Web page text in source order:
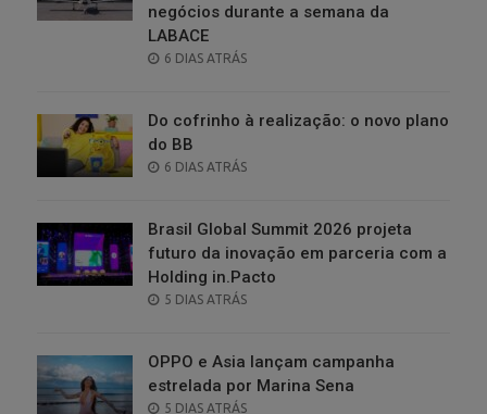
negócios durante a semana da
LABACE
POSTED
6 DIAS ATRÁS
Do cofrinho à realização: o novo plano
do BB
POSTED
6 DIAS ATRÁS
Brasil Global Summit 2026 projeta
futuro da inovação em parceria com a
Holding in.Pacto
POSTED
5 DIAS ATRÁS
OPPO e Asia lançam campanha
estrelada por Marina Sena
POSTED
5 DIAS ATRÁS